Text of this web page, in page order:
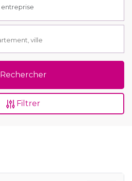
Rechercher
Filtrer